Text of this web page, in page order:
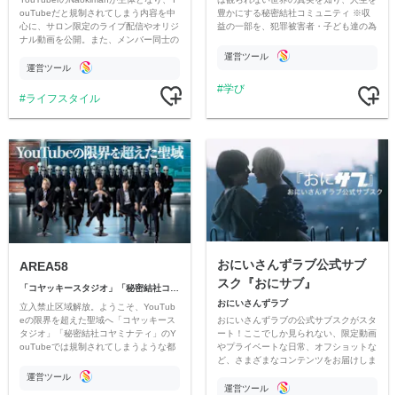
ouTubeだと規制されてしまう内容を中
心に、サロン限定のライブ配信やオリジ
ナル動画を公開。また、メンバー同士の
ただいています。
運営ツール
ライフスタイル
豊かにする秘密結社コミュニティ ※収
益の一部を、犯罪被害者・子ども達の為
す運営ツール
学び
AREA58
立入禁止区域解放。ようこそ、YouTub
eの限界を超えた聖域へ「コヤッキース
タジオ」「秘密結社コヤミナティ」のY
ouTubeでは規制されてしまうような都
公開。
運営ツール
おにいさんずラブ公式サブ
スク『おにサブ』
おにいさんずラブ
おにいさんずラブの公式サブスクがスタ
ート！ここでしか見られない、限定動画
やプライベートな日常、オフショットな
ど、さまざまなコンテンツをお届けしま
運営ツール